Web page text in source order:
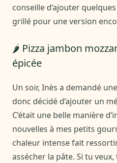
conseille d’ajouter
grillé pour une version
🌶️ Pizza jambon
épicée
Un soir, Inès a demandé
donc décidé d’ajouter un
C’était une belle manière
nouvelles à mes petits
chaleur intense fait
assécher la pâte. Si tu